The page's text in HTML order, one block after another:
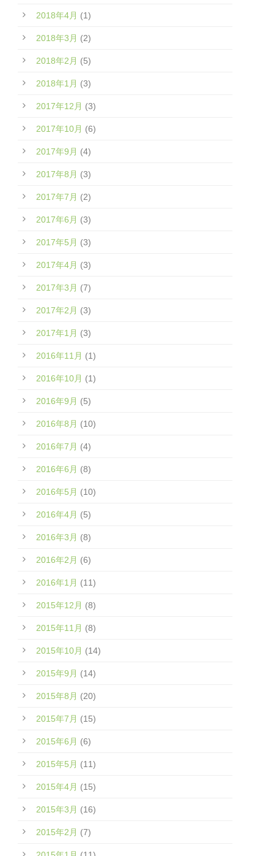
2018年4月 (1)
2018年3月 (2)
2018年2月 (5)
2018年1月 (3)
2017年12月 (3)
2017年10月 (6)
2017年9月 (4)
2017年8月 (3)
2017年7月 (2)
2017年6月 (3)
2017年5月 (3)
2017年4月 (3)
2017年3月 (7)
2017年2月 (3)
2017年1月 (3)
2016年11月 (1)
2016年10月 (1)
2016年9月 (5)
2016年8月 (10)
2016年7月 (4)
2016年6月 (8)
2016年5月 (10)
2016年4月 (5)
2016年3月 (8)
2016年2月 (6)
2016年1月 (11)
2015年12月 (8)
2015年11月 (8)
2015年10月 (14)
2015年9月 (14)
2015年8月 (20)
2015年7月 (15)
2015年6月 (6)
2015年5月 (11)
2015年4月 (15)
2015年3月 (16)
2015年2月 (7)